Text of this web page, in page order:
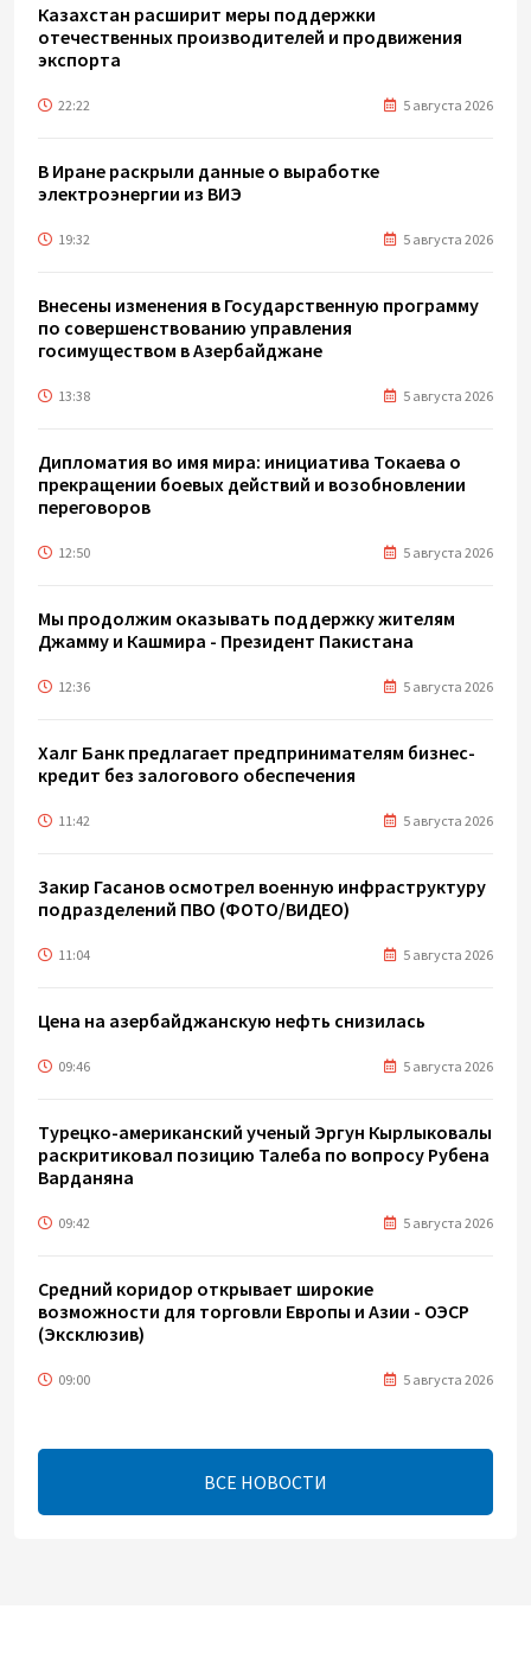
Казахстан расширит меры поддержки
отечественных производителей и продвижения
экспорта
22:22 5 августа 2026
В Иране раскрыли данные о выработке
электроэнергии из ВИЭ
19:32 5 августа 2026
Внесены изменения в Государственную программу
по совершенствованию управления
госимуществом в Азербайджане
13:38 5 августа 2026
Дипломатия во имя мира: инициатива Токаева о
прекращении боевых действий и возобновлении
переговоров
12:50 5 августа 2026
Мы продолжим оказывать поддержку жителям
Джамму и Кашмира - Президент Пакистана
12:36 5 августа 2026
Халг Банк предлагает предпринимателям бизнес-
кредит без залогового обеспечения
11:42 5 августа 2026
Закир Гасанов осмотрел военную инфраструктуру
подразделений ПВО (ФОТО/ВИДЕО)
11:04 5 августа 2026
Цена на азербайджанскую нефть cнизилась
09:46 5 августа 2026
Турецко-американский ученый Эргун Кырлыковалы
раскритиковал позицию Талеба по вопросу Рубена
Варданяна
09:42 5 августа 2026
Средний коридор открывает широкие
возможности для торговли Европы и Азии - ОЭСР
(Эксклюзив)
09:00 5 августа 2026
Центральная Азия ускоряет цифровой переход:
08:00 5 августа 2026
ВСЕ НОВОСТИ